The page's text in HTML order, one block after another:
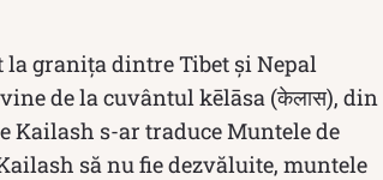
granița dintre Tibet și Nepal
de la cuvântul kēlāsa (केलास), din
Kailash s-ar traduce Muntele de
să nu fie dezvăluite, muntele